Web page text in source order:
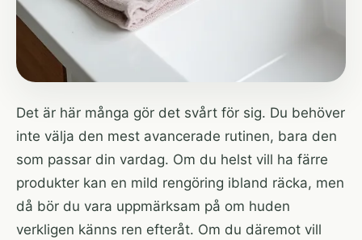
Det är här många gör det svårt för sig. Du behöver
inte välja den mest avancerade rutinen, bara den
som passar din vardag. Om du helst vill ha färre
produkter kan en mild rengöring ibland räcka, men
då bör du vara uppmärksam på om huden
verkligen känns ren efteråt. Om du däremot vill